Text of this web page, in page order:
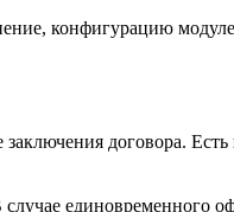
конфигурацию
договора.
единовременного